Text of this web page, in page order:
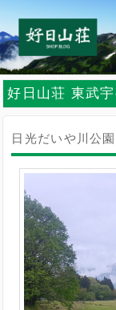
好日山荘 東武
日光だいや川公